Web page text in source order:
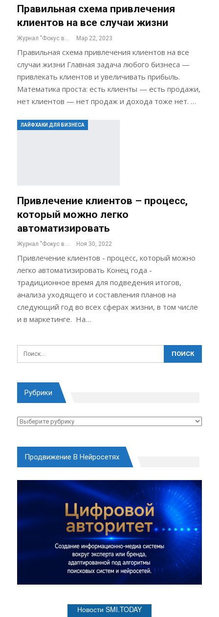
Правильная схема привлечения
клиентов на все случаи жизни
Журнал "Фокус внимания" Мар 22, 2023
Правильная схема привлечения клиентов на все
случаи жизни Главная задача любого бизнеса —
привлекать клиентов и увеличивать прибыль.
Математика проста: есть клиенты — есть продажи,
нет клиентов — нет продаж и дохода тоже нет. …
ЛАЙФХАКИ ДЛЯ БИЗНЕСА
Привлечение клиентов – процесс,
который можно легко
автоматизировать
Журнал "Фокус внимания" Ноя 30, 2022
Привлечение клиентов - процесс, который можно
легко автоматизировать Конец года -
традиционное время для подведения итогов,
анализа уходящего и составления планов на
следующий год во всех сферах жизни, в том числе
и в маркетинге. На…
Рубрики
Рубрики
Продвижение В Нейросетях